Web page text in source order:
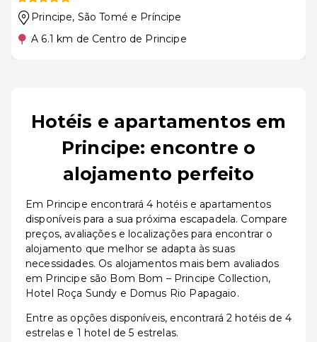
Principe, São Tomé e Príncipe
A 6.1 km de Centro de Principe
Hotéis e apartamentos em
Principe: encontre o
alojamento perfeito
Em Principe encontrará 4 hotéis e apartamentos
disponíveis para a sua próxima escapadela. Compare
preços, avaliações e localizações para encontrar o
alojamento que melhor se adapta às suas
necessidades. Os alojamentos mais bem avaliados
em Principe são Bom Bom – Principe Collection,
Hotel Roça Sundy e Domus Rio Papagaio.
Entre as opções disponíveis, encontrará 2 hotéis de 4
estrelas e 1 hotel de 5 estrelas.